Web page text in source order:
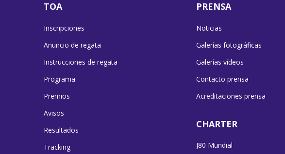
TOA
Inscripciones
Anuncio de regata
Instrucciones de regata
Programa
Premios
Avisos
Resultados
Tracking
PRENSA
Noticias
Galerías fotográficas
Galerías vídeos
Contacto prensa
Acreditaciones prensa
CHARTER
J80 Mundial